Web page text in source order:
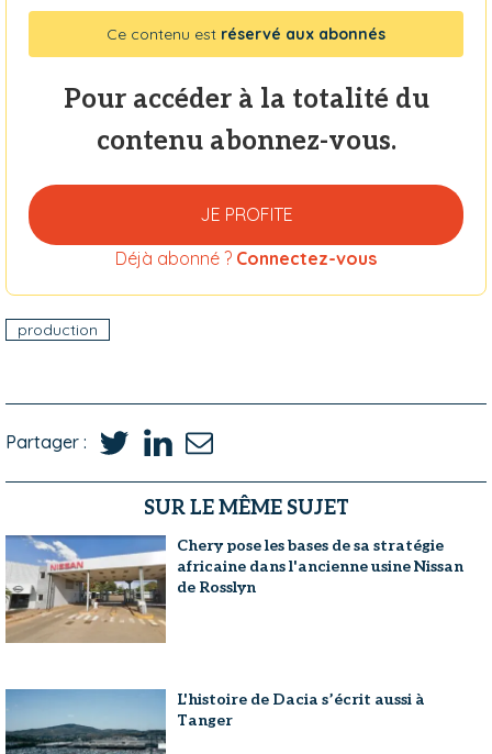
Ce contenu est réservé aux abonnés
Pour accéder à la totalité du
contenu abonnez-vous.
JE PROFITE
Déjà abonné ? Connectez-vous
production
Partager :
SUR LE MÊME SUJET
Chery pose les bases de sa stratégie
africaine dans l'ancienne usine Nissan
de Rosslyn
L'histoire de Dacia s’écrit aussi à
Tanger